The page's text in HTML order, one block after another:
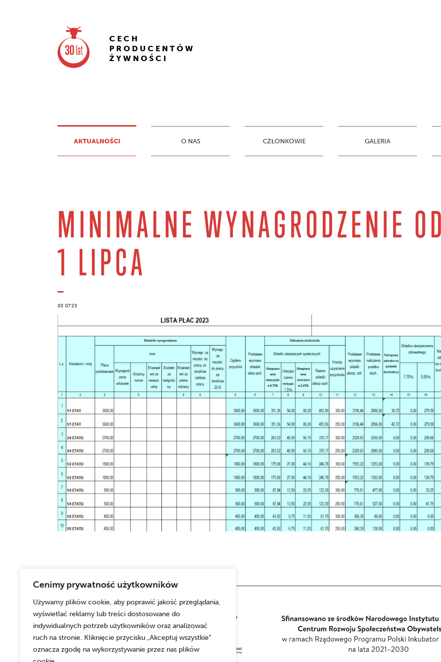
Cenimy prywatność użytkowników
Używamy plików cookie, aby poprawić jakość przeglądania,
wyświetlać reklamy lub treści dostosowane do
indywidualnych potrzeb użytkowników oraz analizować
ruch na stronie. Kliknięcie przycisku „Akceptuj wszystkie”
oznacza zgodę na wykorzystywanie przez nas plików
CECH
PRODUCENTÓW
ŻYWNOŚCI
AKTUALNOŚCI O NAS CZŁONKOWIE GALERIA
MINIMALNE WYNAGRODZENIE
1 LIPCA
03 07'23